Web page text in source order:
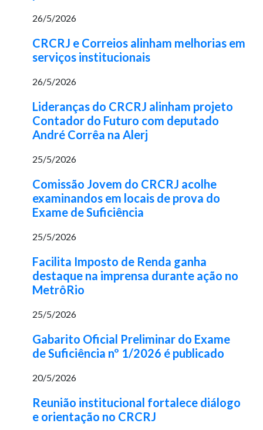
26/5/2026
CRCRJ e Correios alinham melhorias em
serviços institucionais
26/5/2026
Lideranças do CRCRJ alinham projeto
Contador do Futuro com deputado
André Corrêa na Alerj
25/5/2026
Comissão Jovem do CRCRJ acolhe
examinandos em locais de prova do
Exame de Suficiência
25/5/2026
Facilita Imposto de Renda ganha
destaque na imprensa durante ação no
MetrôRio
25/5/2026
Gabarito Oficial Preliminar do Exame
de Suficiência nº 1/2026 é publicado
20/5/2026
Reunião institucional fortalece diálogo
e orientação no CRCRJ